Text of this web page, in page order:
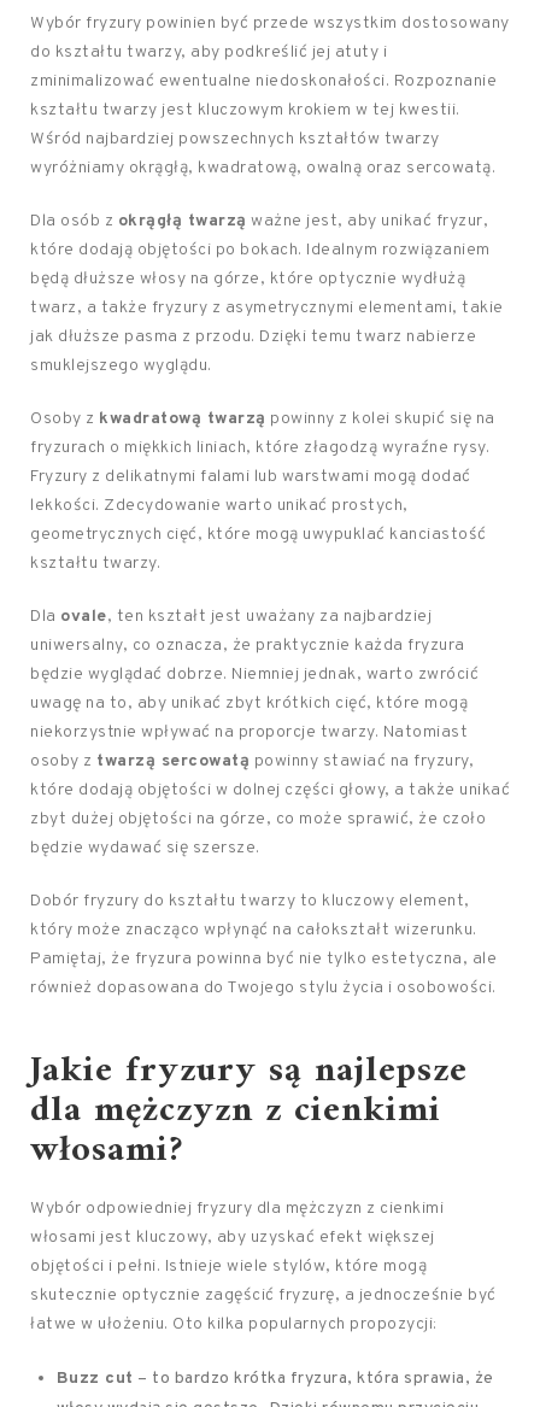
Wybór fryzury powinien być przede wszystkim dostosowany
do kształtu twarzy, aby podkreślić jej atuty i
zminimalizować ewentualne niedoskonałości. Rozpoznanie
kształtu twarzy jest kluczowym krokiem w tej kwestii.
Wśród najbardziej powszechnych kształtów twarzy
wyróżniamy okrągłą, kwadratową, owalną oraz sercowatą.
Dla osób z okrągłą twarzą ważne jest, aby unikać fryzur,
które dodają objętości po bokach. Idealnym rozwiązaniem
będą dłuższe włosy na górze, które optycznie wydłużą
twarz, a także fryzury z asymetrycznymi elementami, takie
jak dłuższe pasma z przodu. Dzięki temu twarz nabierze
smuklejszego wyglądu.
Osoby z kwadratową twarzą powinny z kolei skupić się na
fryzurach o miękkich liniach, które złagodzą wyraźne rysy.
Fryzury z delikatnymi falami lub warstwami mogą dodać
lekkości. Zdecydowanie warto unikać prostych,
geometrycznych cięć, które mogą uwypuklać kanciastość
kształtu twarzy.
Dla ovale, ten kształt jest uważany za najbardziej
uniwersalny, co oznacza, że praktycznie każda fryzura
będzie wyglądać dobrze. Niemniej jednak, warto zwrócić
uwagę na to, aby unikać zbyt krótkich cięć, które mogą
niekorzystnie wpływać na proporcje twarzy. Natomiast
osoby z twarzą sercowatą powinny stawiać na fryzury,
które dodają objętości w dolnej części głowy, a także unikać
zbyt dużej objętości na górze, co może sprawić, że czoło
będzie wydawać się szersze.
Dobór fryzury do kształtu twarzy to kluczowy element,
który może znacząco wpłynąć na całokształt wizerunku.
Pamiętaj, że fryzura powinna być nie tylko estetyczna, ale
również dopasowana do Twojego stylu życia i osobowości.
Jakie fryzury są najlepsze
dla mężczyzn z cienkimi
włosami?
Wybór odpowiedniej fryzury dla mężczyzn z cienkimi
włosami jest kluczowy, aby uzyskać efekt większej
objętości i pełni. Istnieje wiele stylów, które mogą
skutecznie optycznie zagęścić fryzurę, a jednocześnie być
łatwe w ułożeniu. Oto kilka popularnych propozycji:
Buzz cut – to bardzo krótka fryzura, która sprawia, że